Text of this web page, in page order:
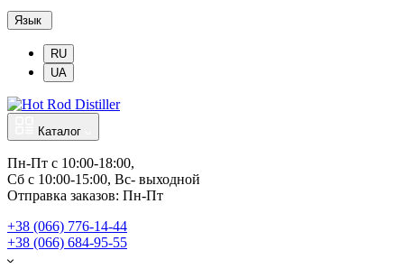
Язык
RU
UA
Каталог
Пн-Пт с 10:00-18:00,
Отправка заказов: Пн-Пт
+38 (066) 776-14-44
‭+38 (066) 684-95-55‬